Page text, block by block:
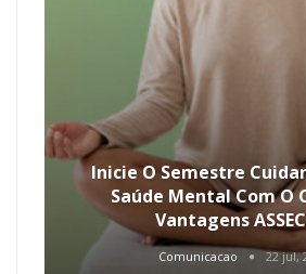
Inicie O Semestre
Saúde Mental Com O
Vantagens
Comunicacao 22 jul,